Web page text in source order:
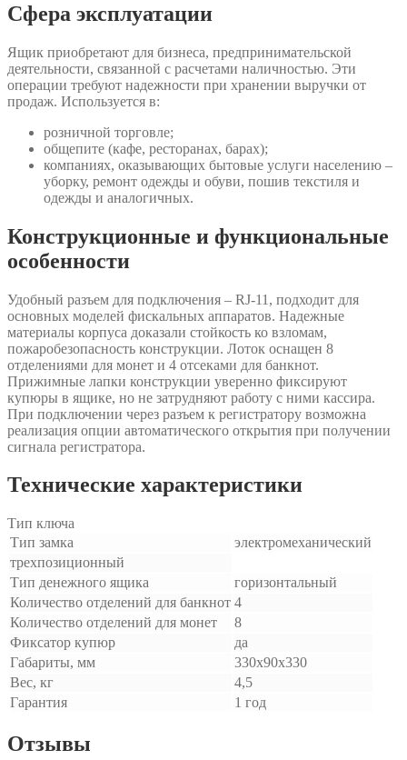
Сфера эксплуатации
Ящик приобретают для бизнеса, предпринимательской
деятельности, связанной с расчетами наличностью. Эти
операции требуют надежности при хранении выручки от
продаж. Используется в:
розничной торговле;
общепите (кафе, ресторанах, барах);
компаниях, оказывающих бытовые услуги населению –
уборку, ремонт одежды и обуви, пошив текстиля и
одежды и аналогичных.
Конструкционные и функциональные
особенности
Удобный разъем для подключения – RJ-11, подходит для
основных моделей фискальных аппаратов. Надежные
материалы корпуса доказали стойкость ко взломам,
пожаробезопасность конструкции. Лоток оснащен 8
отделениями для монет и 4 отсеками для банкнот.
Прижимные лапки конструкции уверенно фиксируют
купюры в ящике, но не затрудняют работу с ними кассира.
При подключении через разъем к регистратору возможна
реализация опции автоматического открытия при получении
сигнала регистратора.
Технические характеристики
Тип ключа
Тип замка
электромеханический
трехпозиционный
Тип денежного ящика
горизонтальный
Количество отделений для банкнот 4
Количество отделений для монет
8
Фиксатор купюр
да
Габариты, мм
330х90х330
Вес, кг
4,5
Гарантия
1 год
Отзывы